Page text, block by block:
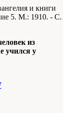
и книги
5. М.: 1910. - С.
из
учился у